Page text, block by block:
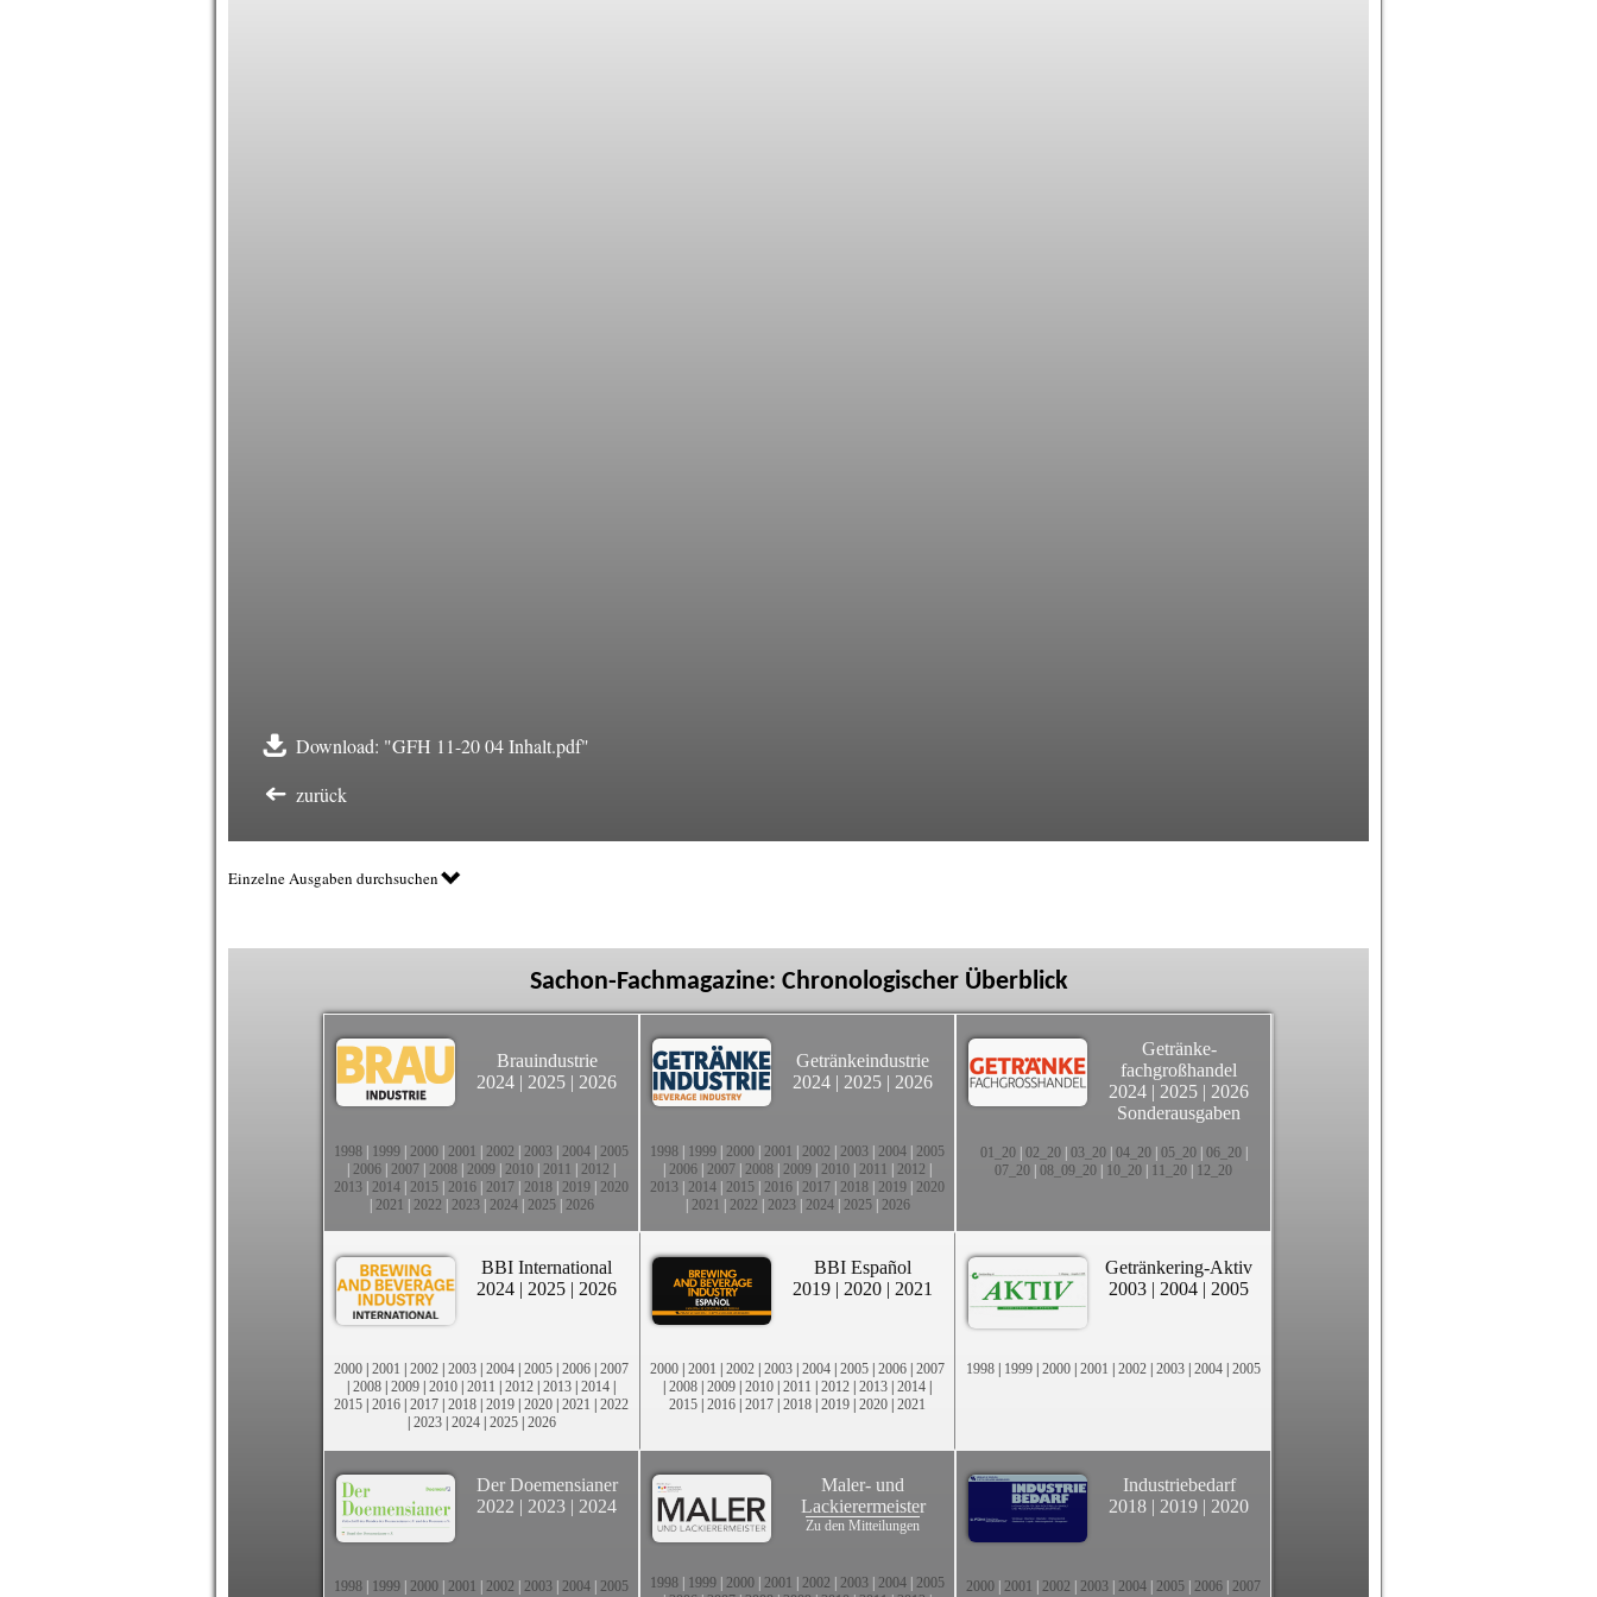
Download: "GFH 11-20 04 Inhalt.pdf"
zurück
Einzelne Ausgaben durchsuchen
Sachon-Fachmagazine: Chronologischer Überblick
Brauindustrie
2024 | 2025 | 2026
1998 1999 2000 2001 2002 2003 2004 2005
2006 2007 2008 2009 2010 2011 2012
2013 2014 2015 2016 2017 2018 2019 2020
2021 2022 2023| 2024| 2025| 2026
Getränkeindustrie
2024 | 2025 | 2026
1998 1999 2000 2001 2002 2003 2004 2005
2006 2007 2008 2009 2010 2011 2012
2013 2014 2015 2016 2017 2018 2019 2020
2021 2022 2023| 2024| 2025| 2026
Getränke-
fachgroßhandel
2024 | 2025 | 2026
Sonderausgaben
01_20| 02_20| 03_20| 04_20| 05_20| 06_20|
07_20 08_09_20 10_20 11_20 12_20
BBI International
2024 | 2025 | 2026
2000 | 2001 | 2002 | 2003 | 2004 | 2005 | 2006 | 2007
| 2008 | 2009 | 2010 | 2011 | 2012 | 2013 | 2014 |
2015 | 2016 | 2017 | 2018 | 2019 | 2020 | 2021 | 2022
| 2023| 2024| 2025| 2026
BBI Español
2019 | 2020 | 2021
2000 | 2001 | 2002 | 2003 | 2004 | 2005 | 2006 | 2007
| 2008 | 2009 | 2010 | 2011 | 2012 | 2013 | 2014 |
2015 | 2016 | 2017 | 2018 | 2019 | 2020 | 2021
Getränkering-Aktiv
2003 | 2004 | 2005
1998 | 1999 | 2000 | 2001 | 2002 | 2003 | 2004 | 2005
Der Doemensianer
2022 | 2023 | 2024
1998 1999 2000 2001 2002 2003 2004 2005
Maler- und
Lackierermeister
Zu den Mitteilungen
1998 1999 2000 2001 2002 2003 2004 2005
Industriebedarf
2018 | 2019 | 2020
2000 2001 2002 2003 2004 2005 2006 2007